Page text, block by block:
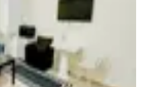
GAYRİMENKUL